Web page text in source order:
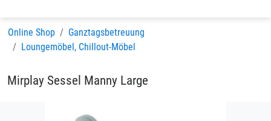
Online Shop
Ganztagsbetreuung
Loungemöbel, Chillout-Möbel
Mirplay Sessel Manny Large